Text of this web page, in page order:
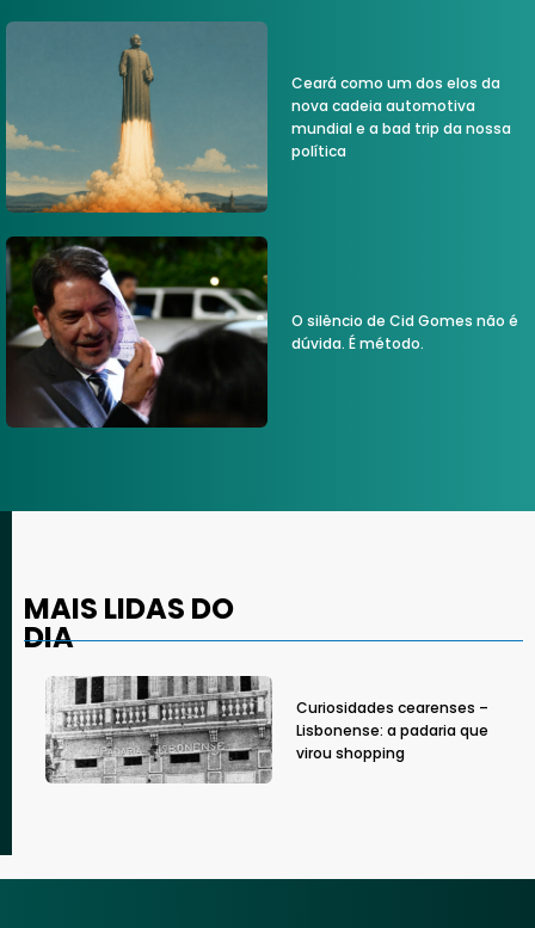
Ceará como um dos elos da
nova cadeia automotiva
mundial e a bad trip da nossa
política
O silêncio de Cid Gomes não é
dúvida. É método.
MAIS LIDAS DO
DIA
Curiosidades cearenses –
Lisbonense: a padaria que
virou shopping